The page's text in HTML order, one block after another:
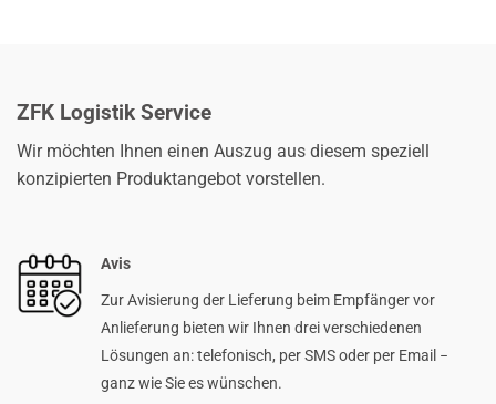
ZFK Logistik Service
Wir möchten Ihnen einen Auszug aus diesem speziell
konzipierten Produktangebot vorstellen.
Avis
Zur Avisierung der Lieferung beim Empfänger vor
Anlieferung bieten wir Ihnen drei verschiedenen
Lösungen an: telefonisch, per SMS oder per Email −
ganz wie Sie es wünschen.